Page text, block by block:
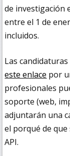
de investigación
entre el 1 de
incluidos.
Las
este enlace por
profesionales
soporte (web,
adjuntarán una
el porqué de
API.